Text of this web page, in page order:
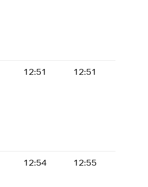
12:51 12:51
12:54 12:55